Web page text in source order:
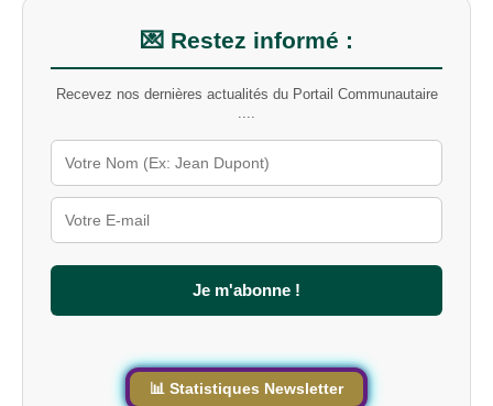
m
o
t
-
l
é
u
r
l
e
💌 Restez informé :
Recevez nos dernières actualités du Portail Communautaire
....
Je m'abonne !
📊 Statistiques Newsletter